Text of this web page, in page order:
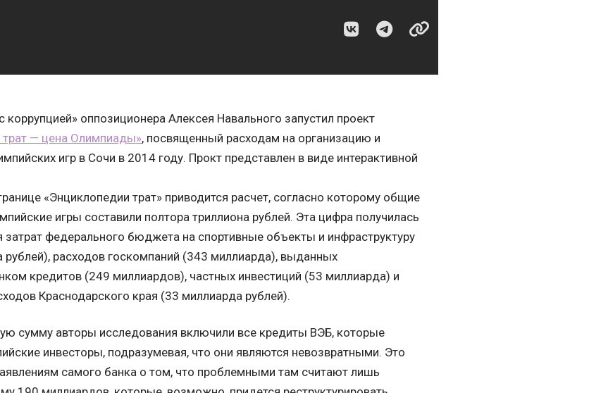
оппозиционера Алексея Навального запустил проект
трат — цена Олимпиады», посвященный расходам на организацию и
игр в Сочи в 2014 году. Прокт представлен в виде интерактивной
«Энциклопедии трат» приводится расчет, согласно которому общие
игры составили полтора триллиона рублей. Эта цифра получилась
затрат федерального бюджета на спортивные объекты и инфраструктуру
рублей), расходов госкомпаний (343 миллиарда), выданных
кредитов (249 миллиардов), частных инвестиций (53 миллиарда) и
Краснодарского края (33 миллиарда рублей).
сумму авторы исследования включили все кредиты ВЭБ, которые
инвесторы, подразумевая, что они являются невозвратными. Это
самого банка о том, что проблемными там считают лишь